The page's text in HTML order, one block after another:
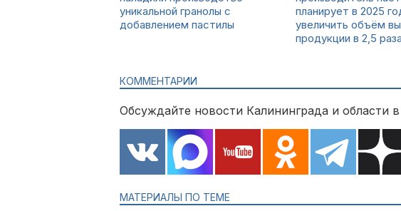
уникальной гранолы с
добавлением пастилы
планирует в 2025
увеличить объём
продукции в 2,5 раза
КОММЕНТАРИИ
Обсуждайте новости Калининграда и области
МАТЕРИАЛЫ ПО ТЕМЕ